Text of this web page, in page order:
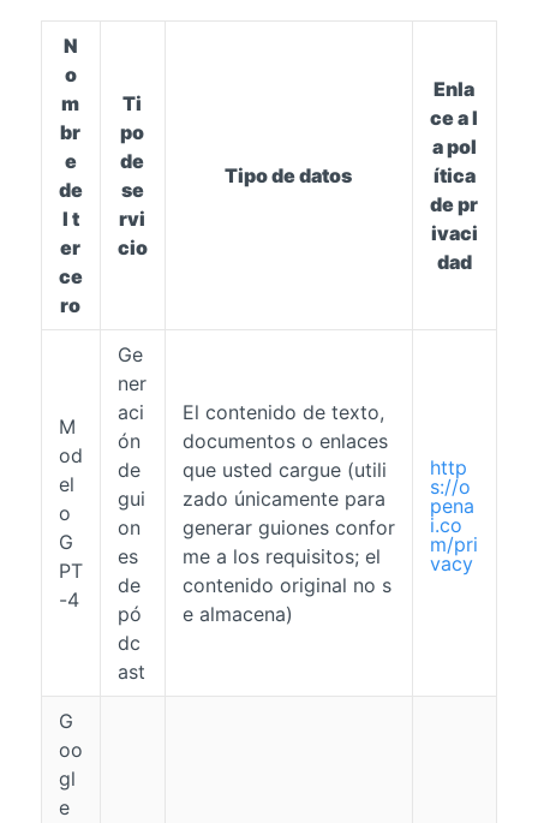
N
o
m
br
e
de
l t
er
ce
ro
Ti
po
de
se
rvi
cio
Tipo de datos
Enla
ce a l
a pol
ítica
de pr
ivaci
dad
M
od
el
o
G
PT
-4
Ge
ner
aci
ón
de
gui
on
es
de
pó
dc
ast
El contenido de texto,
documentos o enlaces
que usted cargue (utili
zado únicamente para
generar guiones confor
me a los requisitos; el
contenido original no s
e almacena)
http
s://o
pena
i.co
m/pri
vacy
G
oo
gl
e